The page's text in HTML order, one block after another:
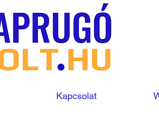
Kapcsolat